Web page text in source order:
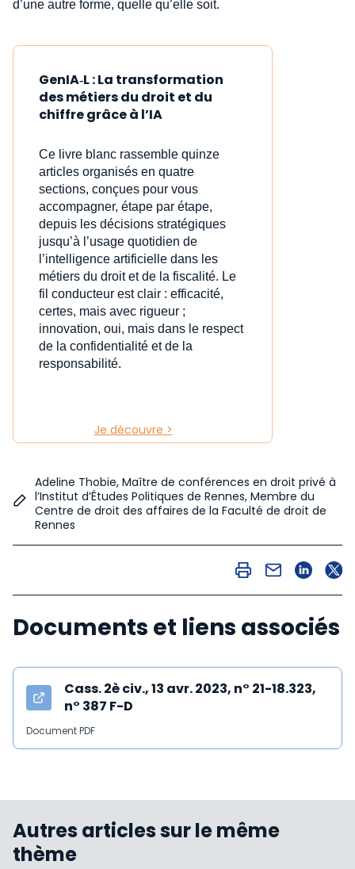
d’une autre forme, quelle qu’elle soit.
GenIA‑L : La transformation
des métiers du droit et du
chiffre grâce à l’IA
Ce livre blanc rassemble quinze
articles organisés en quatre
sections, conçues pour vous
accompagner, étape par étape,
depuis les décisions stratégiques
jusqu’à l’usage quotidien de
l’intelligence artificielle dans les
métiers du droit et de la fiscalité. Le
fil conducteur est clair : efficacité,
certes, mais avec rigueur ;
innovation, oui, mais dans le respect
de la confidentialité et de la
responsabilité.
Je découvre >
Adeline Thobie, Maître de conférences en droit privé à
l’Institut d’Études Politiques de Rennes, Membre du
Centre de droit des affaires de la Faculté de droit de
Rennes
Documents et liens associés
Cass. 2è civ., 13 avr. 2023, n° 21-18.323,
n° 387 F-D
Document PDF
Autres articles sur le même
thème